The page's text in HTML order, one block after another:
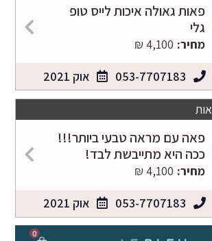
פאות גאולה איכות לייס טופ
גלי
מחיר: 4,100 ₪
053-7707183 אוק 2021
פאה עם מראה טבעי ביותר!!!
ככה היא מתייבשת לבד!
מחיר: 4,100 ₪
053-7707183 אוק 2021